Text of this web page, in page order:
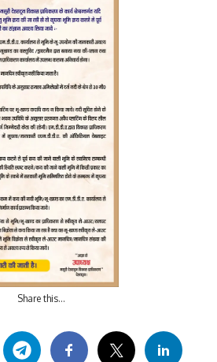
Share this…